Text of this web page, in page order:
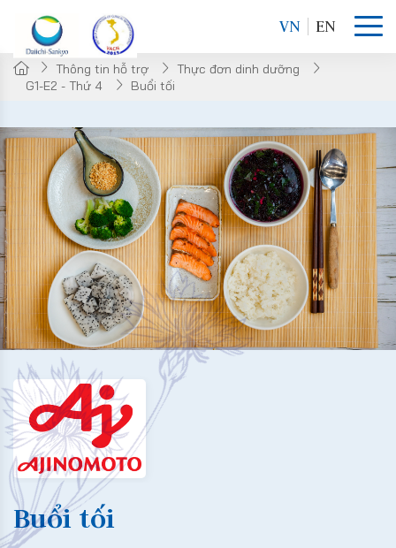
VN EN
Thông tin hỗ trợ
Thực đơn dinh dưỡng
G1-E2 - Thứ 4
Buổi tối
Buổi tối